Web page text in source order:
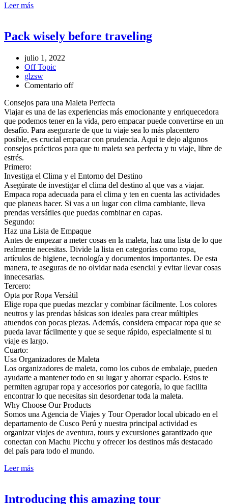
Leer más
Pack wisely before traveling
julio 1, 2022
Off Topic
glzsw
Comentario off
Consejos para una Maleta Perfecta
Viajar es una de las experiencias más emocionante y enriquecedora
que podemos tener en la vida, pero empacar puede convertirse en un
desafío. Para asegurarte de que tu viaje sea lo más placentero
posible, es crucial empacar con prudencia. Aquí te dejo algunos
consejos prácticos para que tu maleta sea perfecta y tu viaje, libre de
estrés.
Primero:
Investiga el Clima y el Entorno del Destino
Asegúrate de investigar el clima del destino al que vas a viajar.
Empaca ropa adecuada para el clima y ten en cuenta las actividades
que planeas hacer. Si vas a un lugar con clima cambiante, lleva
prendas versátiles que puedas combinar en capas.
Segundo:
Haz una Lista de Empaque
Antes de empezar a meter cosas en la maleta, haz una lista de lo que
realmente necesitas. Divide la lista en categorías como ropa,
artículos de higiene, tecnología y documentos importantes. De esta
manera, te aseguras de no olvidar nada esencial y evitar llevar cosas
innecesarias.
Tercero:
Opta por Ropa Versátil
Elige ropa que puedas mezclar y combinar fácilmente. Los colores
neutros y las prendas básicas son ideales para crear múltiples
atuendos con pocas piezas. Además, considera empacar ropa que se
pueda lavar fácilmente y que se seque rápido, especialmente si tu
viaje es largo.
Cuarto:
Usa Organizadores de Maleta
Los organizadores de maleta, como los cubos de embalaje, pueden
ayudarte a mantener todo en su lugar y ahorrar espacio. Estos te
permiten agrupar ropa y accesorios por categoría, lo que facilita
encontrar lo que necesitas sin desordenar toda la maleta.
Why Choose Our Products
Somos una Agencia de Viajes y Tour Operador local ubicado en el
departamento de Cusco Perú y nuestra principal actividad es
organizar viajes de aventura, tours y excursiones garantizado que
conectan con Machu Picchu y ofrecer los destinos más destacado
del país para todo el mundo.
Leer más
Introducing this amazing tour